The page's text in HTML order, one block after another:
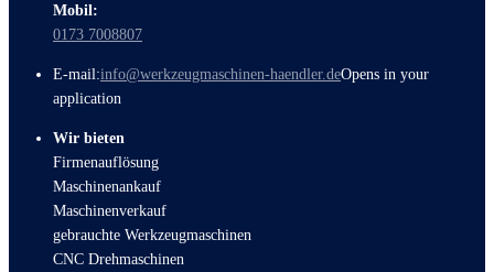
Mobil:
0173 7008807
E-mail:info@werkzeugmaschinen-haendler.deOpens in your
application
Wir bieten
Firmenauflösung
Maschinenankauf
Maschinenverkauf
gebrauchte Werkzeugmaschinen
CNC Drehmaschinen